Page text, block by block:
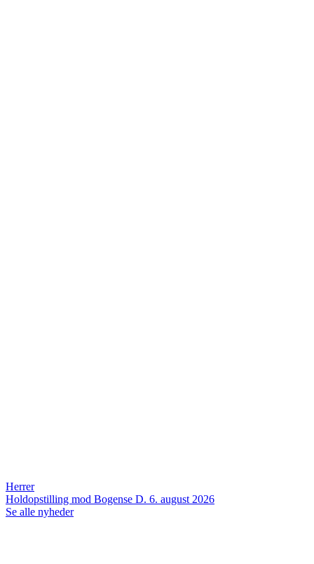
Herrer
Holdopstilling mod Bogense D. 6. august 2026
Se alle nyheder